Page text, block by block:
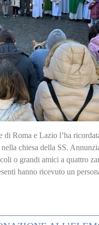
Roma e Lazio l’ha
chiesa della SS.
o grandi amici a quattro
hanno ricevuto un